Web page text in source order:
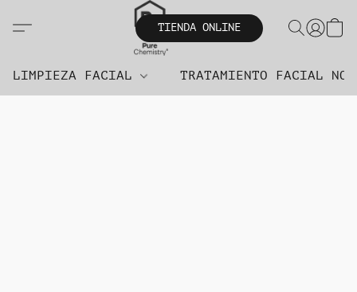
TIENDA ONLINE
LIMPIEZA FACIAL TRATAMIENTO FACIAL